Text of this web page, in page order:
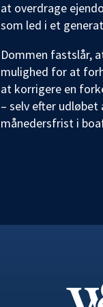
at overdrage
som led i et
Dommen fastslår,
mulighed for at
at korrigere en
– selv efter udløbet
månedersfrist i